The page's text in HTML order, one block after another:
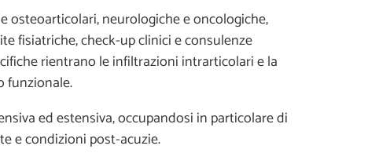
osteoarticolari, neurologiche e oncologiche,
fisiatriche, check-up clinici e consulenze
rientrano le infiltrazioni intrarticolari e la
funzionale.
ed estensiva, occupandosi in particolare di
e condizioni post-acuzie.